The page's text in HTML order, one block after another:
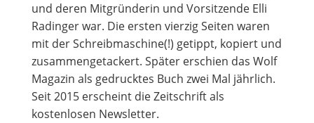
und deren Mitgründerin und Vorsitzende Elli
Radinger war. Die ersten vierzig Seiten waren
mit der Schreibmaschine(!) getippt, kopiert und
zusammengetackert. Später erschien das Wolf
Magazin als gedrucktes Buch zwei Mal jährlich.
Seit 2015 erscheint die Zeitschrift als
kostenlosen Newsletter.